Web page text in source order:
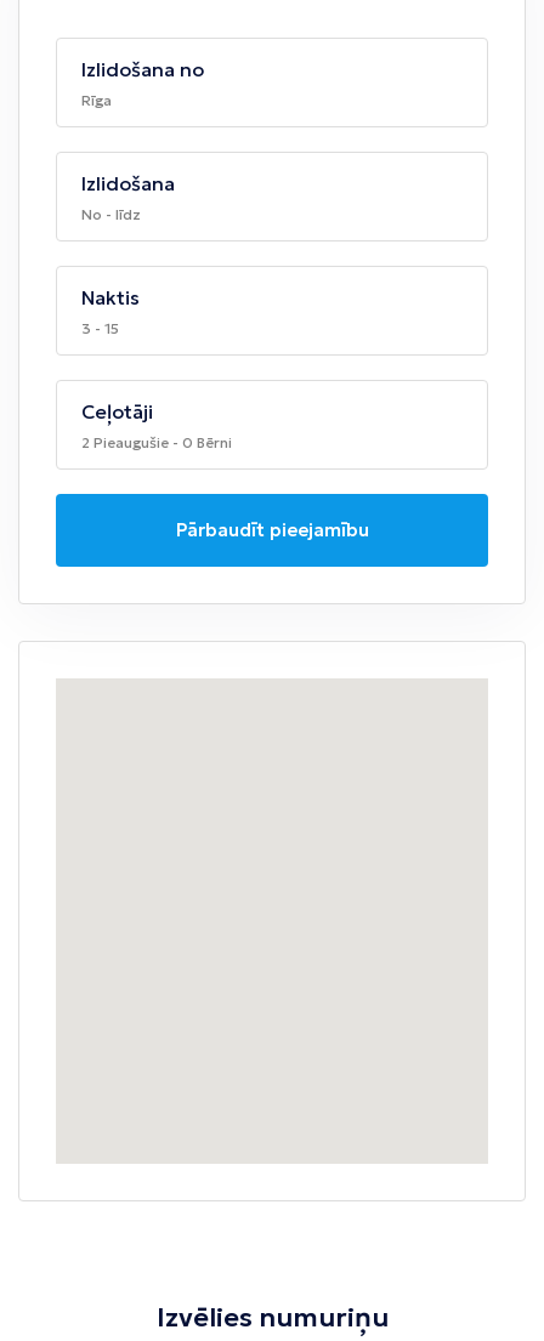
Izlidošana no
Rīga
Izlidošana
No - līdz
Naktis
3 - 15
Ceļotāji
2 Pieaugušie - 0 Bērni
Pārbaudīt pieejamību
Izvēlies numuriņu